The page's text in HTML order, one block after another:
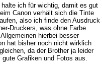
ich für wichtig, damit es gut
Canon verhält sich die Tinte
also ich finde den Ausdruck
Druckers, was ohne Farbe
hierbei besser
hat bisher noch nicht wirklich
da der Brother ja leider
Grafiken und Fotos aus.